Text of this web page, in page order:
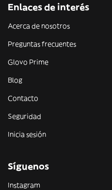
Enlaces de interés
Acerca de nosotros
Preguntas frecuentes
Glovo Prime
Blog
Contacto
Seguridad
Inicia sesión
Síguenos
Instagram